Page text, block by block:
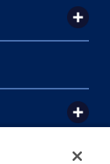
GLOBAL ENTRANCE